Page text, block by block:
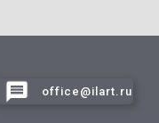
office@ilart.ru